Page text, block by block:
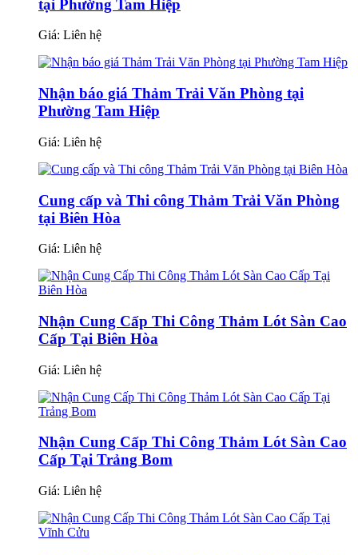
tại Phường Tam Hiệp
Giá: Liên hệ
Nhận báo giá Thảm Trải Văn Phòng tại
Phường Tam Hiệp
Giá: Liên hệ
Cung cấp và Thi công Thảm Trải Văn Phòng
tại Biên Hòa
Giá: Liên hệ
Nhận Cung Cấp Thi Công Thảm Lót Sàn Cao
Cấp Tại Biên Hòa
Giá: Liên hệ
Nhận Cung Cấp Thi Công Thảm Lót Sàn Cao
Cấp Tại Trảng Bom
Giá: Liên hệ